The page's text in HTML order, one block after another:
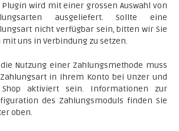
Plugin wird mit einer grossen Auswahl von
ausgeliefert. Sollte eine
nicht verfügbar sein, bitten wir Sie
mit uns in Verbindung zu setzen.
Nutzung einer Zahlungsmethode muss
in Ihrem Konto bei Unzer und
aktiviert sein. Informationen zur
des Zahlungsmoduls finden Sie
oben.